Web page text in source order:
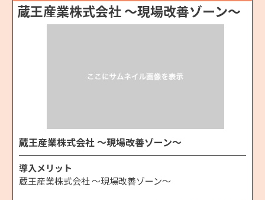
蔵王産業株式会社 ～現場改善ゾーン～
蔵王産業株式会社 ～現場改善ゾーン～
導入メリット
蔵王産業株式会社 ～現場改善ゾーン～